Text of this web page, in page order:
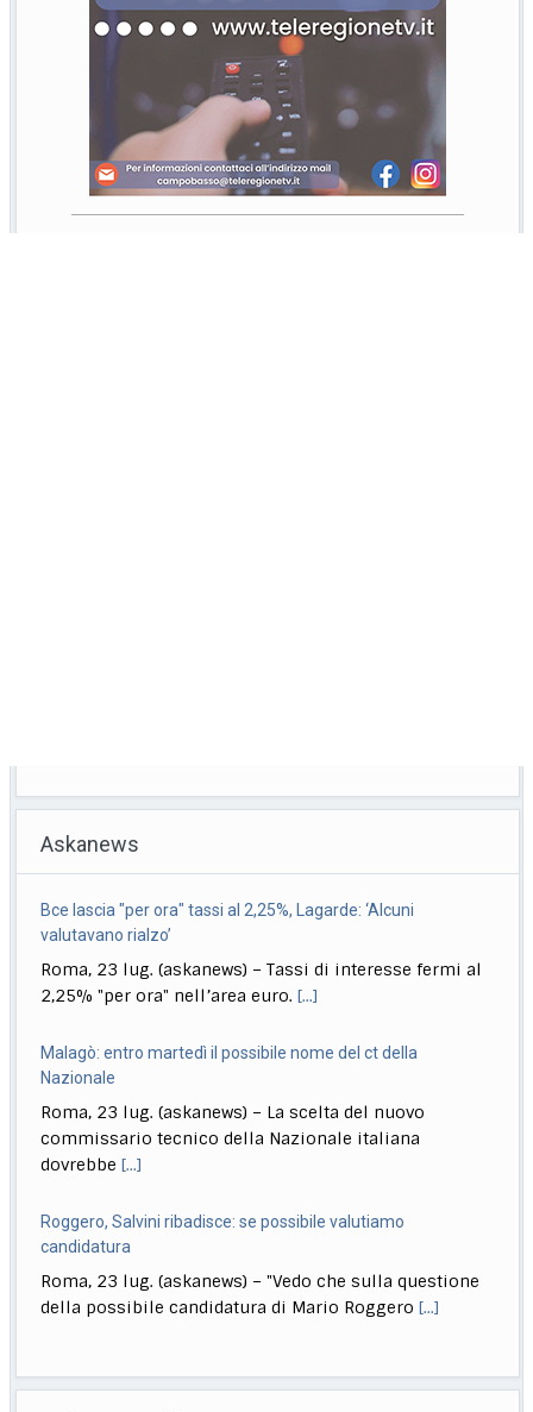
Askanews
Bce lascia "per ora" tassi al 2,25%, Lagarde: ‘Alcuni
valutavano rialzo’
Roma, 23 lug. (askanews) – Tassi di interesse fermi al
2,25% "per ora" nell’area euro.[...]
Malagò: entro martedì il possibile nome del ct della
Nazionale
Roma, 23 lug. (askanews) – La scelta del nuovo
commissario tecnico della Nazionale italiana
dovrebbe[...]
Roggero, Salvini ribadisce: se possibile valutiamo
candidatura
Roma, 23 lug. (askanews) – "Vedo che sulla questione
della possibile candidatura di Mario Roggero[...]
Anger’